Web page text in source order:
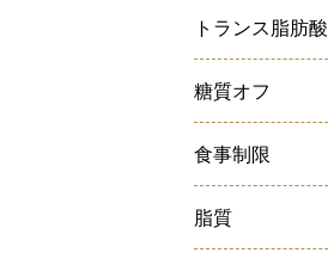
トランス脂肪酸
糖質オフ
食事制限
脂質